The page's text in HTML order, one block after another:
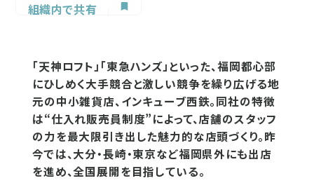
組織内で共有
「天神ロフト」「東急ハンズ」といった、福岡都心部
にひしめく大手競合と激しい競争を繰り広げる地
元の中小雑貨店、インキューブ西鉄。同社の特徴
は“仕入れ販売員制度”によって、店舗のスタッフ
の力を最大限引き出した魅力的な店頭づくり。昨
今では、大分・長崎・東京など福岡県外にも出店
を進め、全国展開を目指している。